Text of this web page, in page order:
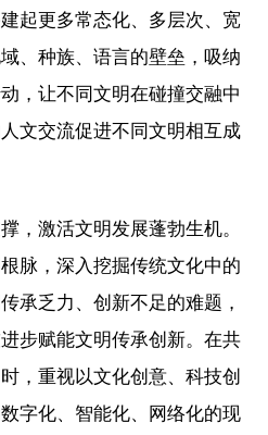
起更多常态化、多层次、宽
、种族、语言的壁垒，吸纳
，让不同文明在碰撞交融中
文交流促进不同文明相互成
，激活文明发展蓬勃生机。
脉，深入挖掘传统文化中的
承乏力、创新不足的难题，
步赋能文明传承创新。在共
，重视以文化创意、科技创
字化、智能化、网络化的现